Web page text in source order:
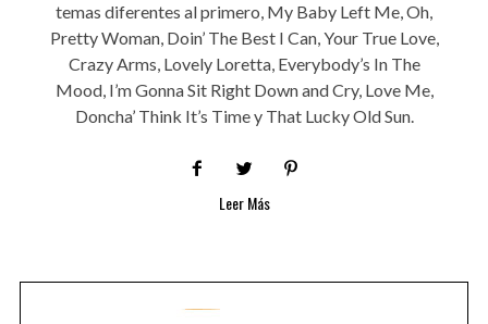
temas diferentes al primero, My Baby Left Me, Oh,
Pretty Woman, Doin’ The Best I Can, Your True Love,
Crazy Arms, Lovely Loretta, Everybody’s In The
Mood, I’m Gonna Sit Right Down and Cry, Love Me,
Doncha’ Think It’s Time y That Lucky Old Sun.
Leer Más